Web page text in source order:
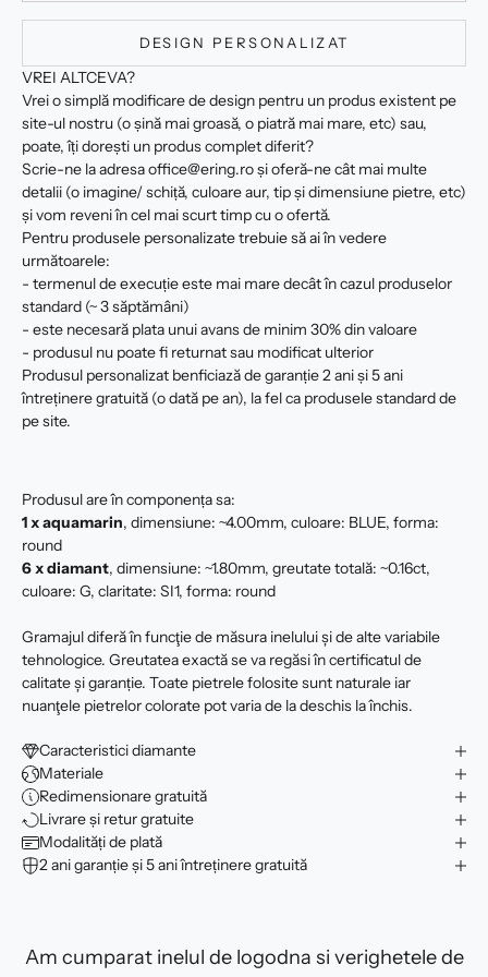
DESIGN PERSONALIZAT
VREI ALTCEVA?
Vrei o simplă modificare de design pentru un produs existent pe
site-ul nostru (o șină mai groasă, o piatră mai mare, etc) sau,
poate, îți dorești un produs complet diferit?
Scrie-ne la adresa office@ering.ro și oferă-ne cât mai multe
detalii (o imagine/ schiță, culoare aur, tip și dimensiune pietre, etc)
și vom reveni în cel mai scurt timp cu o ofertă.
Pentru produsele personalizate trebuie să ai în vedere
următoarele:
- termenul de execuție este mai mare decât în cazul produselor
standard (~ 3 săptămâni)
- este necesară plata unui avans de minim 30% din valoare
- produsul nu poate fi returnat sau modificat ulterior
Produsul personalizat benficiază de garanție 2 ani și 5 ani
întreținere gratuită (o dată pe an), la fel ca produsele standard de
pe site.
Produsul are în componența sa:
1 x aquamarin, dimensiune: ~4.00mm, culoare: BLUE, forma:
round
6 xdiamant, dimensiune: ~1.80mm, greutate totală: ~0.16ct,
culoare: G, claritate: SI1, forma: round
Gramajul diferă în funcţie de măsura inelului şi de alte variabile
tehnologice. Greutatea exactă se va regăsi în certificatul de
calitate şi garanție. Toate pietrele folosite sunt naturale iar
nuanţele pietrelor colorate pot varia de la deschis la închis.
Caracteristici diamante
Materiale
Redimensionare gratuită
Livrare și retur gratuite
Modalități de plată
2 ani garanție și 5 ani întreținere gratuită
Am cumparat inelul de logodna si verighetele de